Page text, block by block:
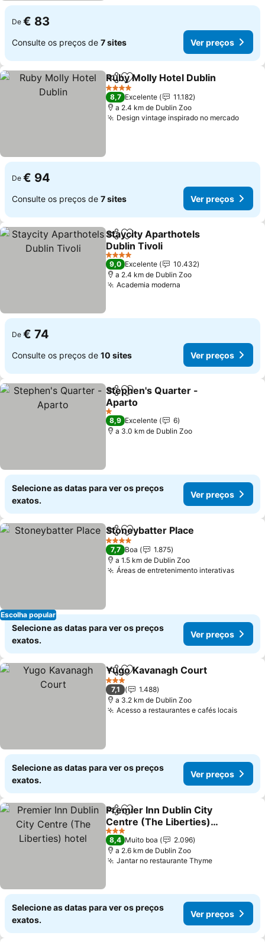
De € 83
Consulte os preços de 7 sites Ver preços
PartilharAdicionar aos favoritos
Ruby Molly Hotel Dublin
4 Estrelas
8,7 Excelente
11.182
a 2.4 km de Dublin Zoo
Design vintage inspirado no mercado
De € 94
Consulte os preços de 7 sites Ver preços
PartilharAdicionar aos favoritos
Staycity Aparthotels
Dublin Tivoli
4 Estrelas
9,0 Excelente
10.432
a 2.4 km de Dublin Zoo
Academia moderna
De € 74
Consulte os preços de 10 sites Ver preços
PartilharAdicionar aos favoritos
Stephen's Quarter -
Aparto
1 Estrelas
8,9 Excelente
6
a 3.0 km de Dublin Zoo
Selecione as datas para ver os preços
exatos.
Ver preços
Escolha popular
PartilharAdicionar aos favoritos
Stoneybatter Place
4 Estrelas
7,7 Boa
1.875
a 1.5 km de Dublin Zoo
Áreas de entretenimento interativas
Selecione as datas para ver os preços
exatos.
Ver preços
PartilharAdicionar aos favoritos
Yugo Kavanagh Court
3 Estrelas
7,1
1.488
a 3.2 km de Dublin Zoo
Acesso a restaurantes e cafés locais
Selecione as datas para ver os preços
exatos.
Ver preços
PartilharAdicionar aos favoritos
Premier Inn Dublin City
Centre (The Liberties)
hotel
3 Estrelas
8,4 Muito boa
2.096
a 2.6 km de Dublin Zoo
Jantar no restaurante Thyme
Selecione as datas para ver os preços
exatos.
Ver preços